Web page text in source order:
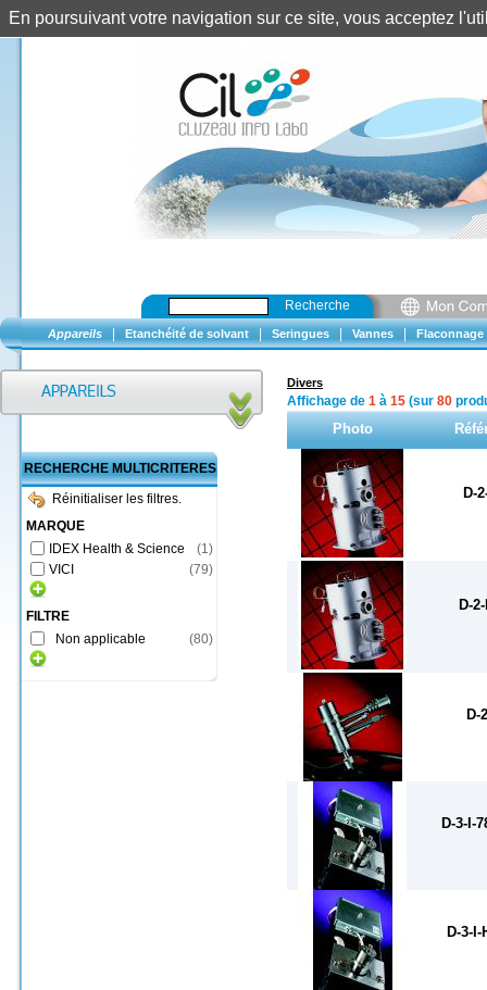
Recherche
Appareils Etanchéité de solvant Seringues Vannes Flaconnage
RECHERCHE MULTICRITERES
Réinitialiser les filtres.
MARQUE
IDEX Health & Science
(1)
VICI
(79)
FILTRE
Non applicable
(80)
Divers
Affichage de 1 à 15 (sur 80
Photo
D-
D-
D-
D-3-I-
D-3-I-
En poursuivant votre navigation sur ce site, vous acceptez